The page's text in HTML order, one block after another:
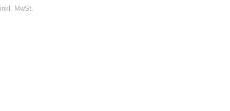
inkl. MwSt.